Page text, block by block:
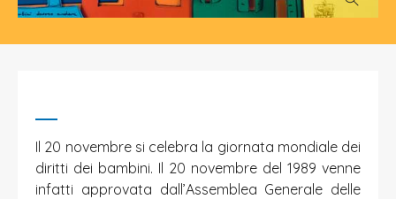
Il 20 novembre si celebra la giornata mondiale dei
diritti dei bambini. Il 20 novembre del 1989 venne
infatti approvata dall’Assemblea Generale delle